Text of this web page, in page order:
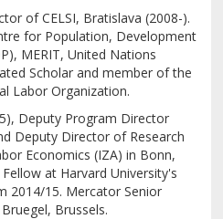
of CELSI, Bratislava (2008-).
for Population, Development
MERIT, United Nations
Scholar and member of the
Labor Organization.
Deputy Program Director
Deputy Director of Research
Economics (IZA) in Bonn,
at Harvard University's
2014/15. Mercator Senior
Brussels.